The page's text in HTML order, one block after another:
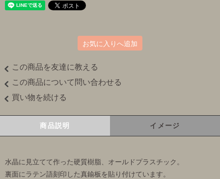
お気に入りへ追加
この商品を友達に教える
この商品について問い合わせる
買い物を続ける
商品説明 イメージ
水晶に見立てて作った硬質樹脂、オールドプラスチック。
裏面にラテン語刻印した真鍮板を貼り付けています。